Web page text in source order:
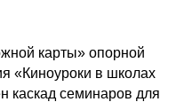
карты» опорной
«Киноуроки в школах
каскад семинаров для